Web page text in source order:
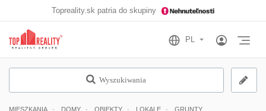
Topreality.sk patria do skupiny
Wyszukiwania
MIESZKANIA DOMY OBIEKTY LOKALE GRUNTY